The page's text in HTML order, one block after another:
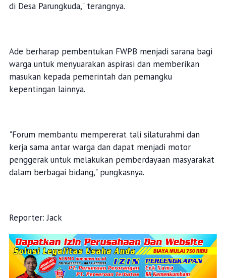
di Desa Parungkuda," terangnya.
Ade berharap pembentukan FWPB menjadi sarana bagi
warga untuk menyuarakan aspirasi dan memberikan
masukan kepada pemerintah dan pemangku
kepentingan lainnya.
"Forum membantu mempererat tali silaturahmi dan
kerja sama antar warga dan dapat menjadi motor
penggerak untuk melakukan pemberdayaan masyarakat
dalam berbagai bidang," pungkasnya.
Reporter: Jack